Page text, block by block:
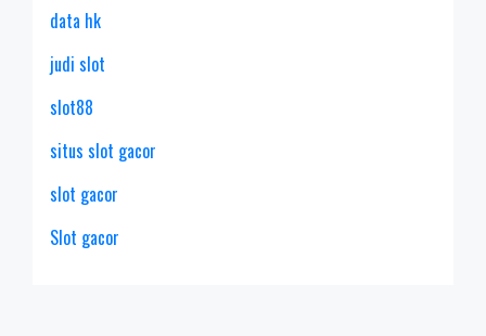
data hk
judi slot
slot88
situs slot gacor
slot gacor
Slot gacor